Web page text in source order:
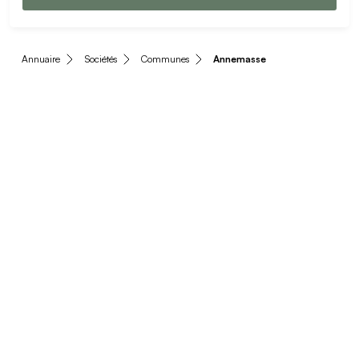
Annuaire Sociétés Communes Annemasse